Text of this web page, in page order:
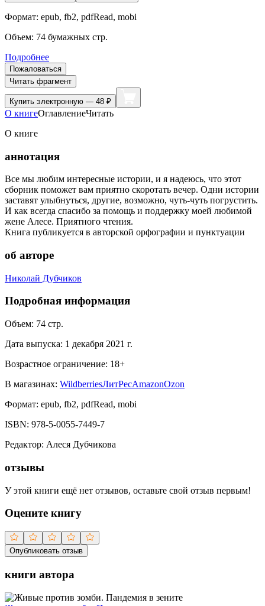
Формат: epub, fb2, pdfRead, mobi
Объем: 74 бумажных стр.
Подробнее
Пожаловаться
Читать фрагмент
Купить электронную — 48 ₽
О книгеОглавлениеЧитать
О книге
аннотация
Все мы любим интересные истории, и я надеюсь, что этот
сборник поможет вам приятно скоротать вечер. Одни истории
заставят улыбнуться, другие, возможно, чуть-чуть погрустить.
И как всегда спасибо за помощь и поддержку моей любимой
жене Алесе. Приятного чтения.
Книга публикуется в авторской орфографии и пунктуации
об авторе
Николай Дубчиков
Подробная информация
Объем: 74 стр.
Дата выпуска: 1 декабря 2021 г.
Возрастное ограничение: 18+
В магазинах: WildberriesЛитРесAmazonOzon
Формат: epub, fb2, pdfRead, mobi
ISBN: 978-5-0055-7449-7
Редактор: Алеся Дубчикова
отзывы
У этой книги ещё нет отзывов, оставьте свой отзыв первым!
Оцените книгу
Опубликовать отзыв
книги автора